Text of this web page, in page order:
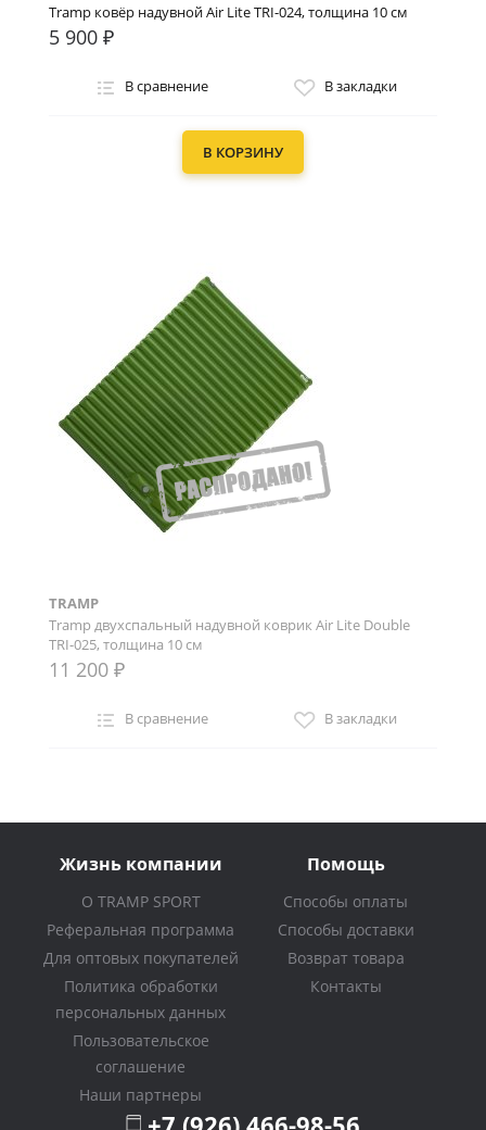
Tramp ковёр надувной Air Lite TRI-024, толщина 10 см
5 900 ₽
В сравнение В закладки
В КОРЗИНУ
TRAMP
Tramp двухспальный надувной коврик Air Lite Double
TRI-025, толщина 10 см
11 200 ₽
В сравнение В закладки
Жизнь компании
О TRAMP SPORT
Реферальная программа
Для оптовых покупателей
Политика обработки
персональных данных
Пользовательское
соглашение
Наши партнеры
Помощь
Способы оплаты
Способы доставки
Возврат товара
Контакты